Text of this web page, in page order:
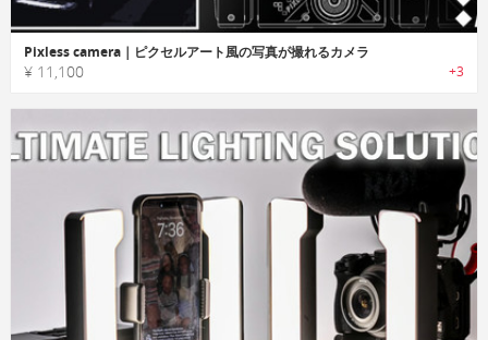
Pixless camera｜ピクセルアート風の写真が撮れるカメラ
¥ 11,100 +3